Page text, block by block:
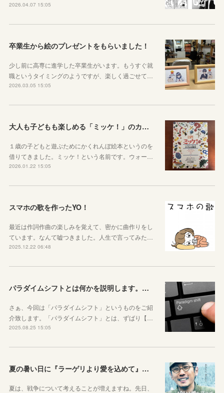
2026.04.07 15:05
卒業生から絵のプレゼントをもらいました！
少し前に高専に進学した卒業生がいます。もうすぐ就
職というタイミングのようですが、楽しく過ごせて…
2026.03.05 15:05
大人も子どもも楽しめる「ミッケ！」のカニに翻弄された話
１歳の子どもと遊ぶためにかくれんぼ絵本というのを
借りてきました。ミッケ！という名前です。ウォー…
2026.01.22 15:05
スマホの歌を作ったYO！
最近は作詞作曲の楽しみを覚えて、密かに曲作りをし
ています。なんて嘘つきました。人生で言ってみた…
2025.12.22 06:48
パラダイムシフトとは何かを説明します。あなたも使ってみましょう
さぁ、今回は「パラダイムシフト」というものをご紹
介致します。「パラダイムシフト」とは、ずばり【…
2025.08.25 15:05
夏の暑い日に『ラーゲリより愛を込めて』を見ました
夏は、戦争について考えることが増えますね。先日、